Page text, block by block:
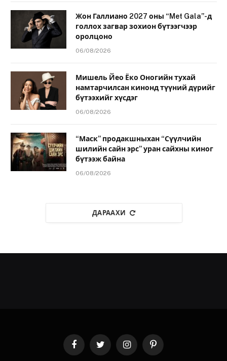
Жон Галлиано 2027 оны “Met Gala”-д
голлох загвар зохион бүтээгчээр
оролцоно
06/08/2026
Мишель Йео Ёко Оногийн тухай
намтарчилсан кинонд түүний дүрийг
бүтээхийг хүсдэг
06/08/2026
“Маск” продакшныхан “Сүүлчийн
шилийн сайн эрс” уран сайхны киног
бүтээж байна
06/08/2026
ДАРААХИ
FacebookTwitter InstagramPinterest